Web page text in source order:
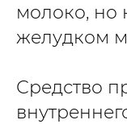
молоко, но
желудком
Средство